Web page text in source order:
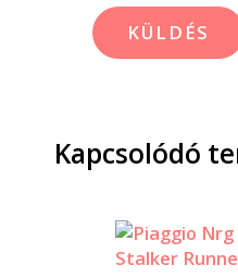
Kapcsolódó